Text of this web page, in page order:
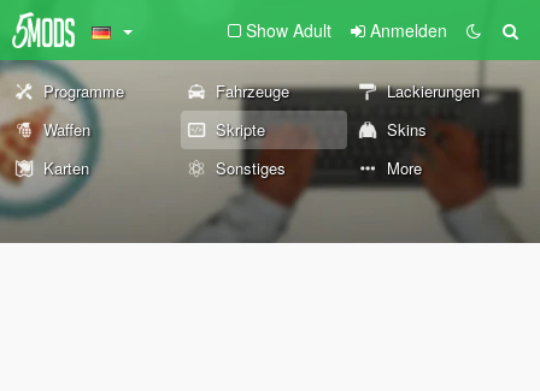
Show Adult Anmelden
Programme Fahrzeuge
Lackierungen
Waffen
Skripte
Skins
Karten
Sonstiges More